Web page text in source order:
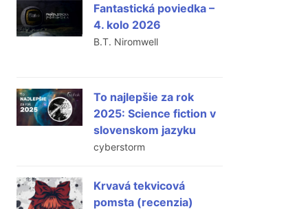
Fantastická poviedka –
4. kolo 2026
B.T. Niromwell
To najlepšie za rok
2025: Science fiction v
slovenskom jazyku
cyberstorm
Krvavá tekvicová
pomsta (recenzia)